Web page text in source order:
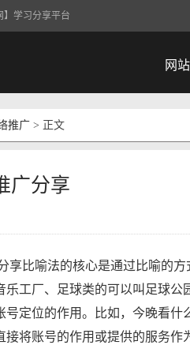
】学习分享平台
网
推广 > 正文
广​分享
享比喻法的核心是通过比喻的
乐工厂、足球类的可以叫足球
号定位的作用。比如，今晚看
接将账号的作用或提供的服务